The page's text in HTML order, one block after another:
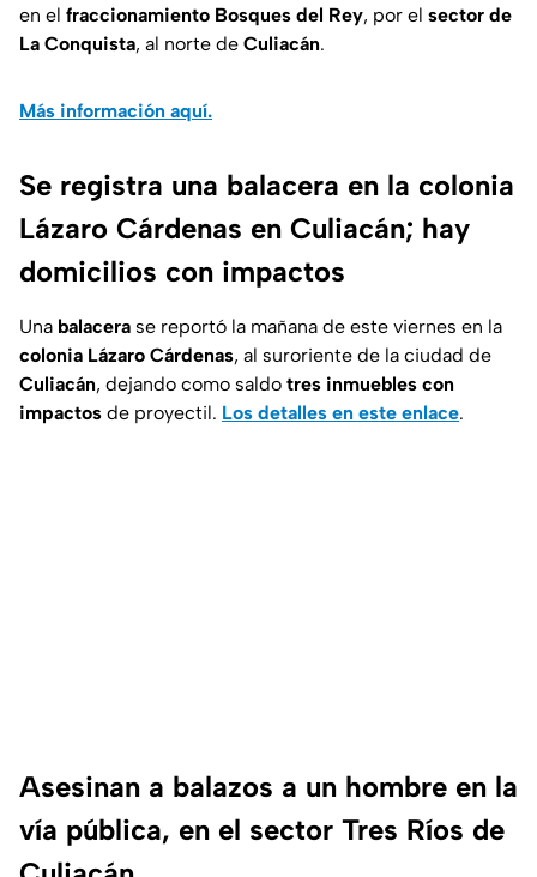
en el fraccionamiento Bosques del Rey, por el sector de
La Conquista, al norte de Culiacán.
Más información aquí.
Se registra una balacera en la colonia
Lázaro Cárdenas en Culiacán; hay
domicilios con impactos
Una balacera se reportó la mañana de este viernes en la
colonia Lázaro Cárdenas, al suroriente de la ciudad de
Culiacán, dejando como saldo tres inmuebles con
impactos de proyectil. Los detalles en este enlace.
Asesinan a balazos a un hombre en la
vía pública, en el sector Tres Ríos de